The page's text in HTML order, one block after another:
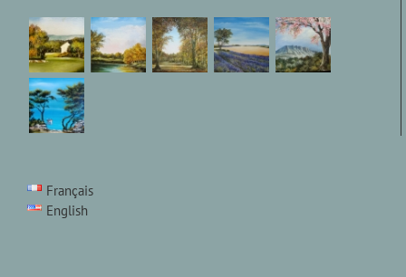
Français
English